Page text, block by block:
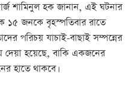
শামিনুল হক জানান, এই ঘটনার
১৫ জনকে বৃহস্পতিবার রাতে
পরিচয় যাচাই-বাছাই সম্পন্নের
দেয়া হয়েছে, বাকি একজনের
হাতে থাকবে।